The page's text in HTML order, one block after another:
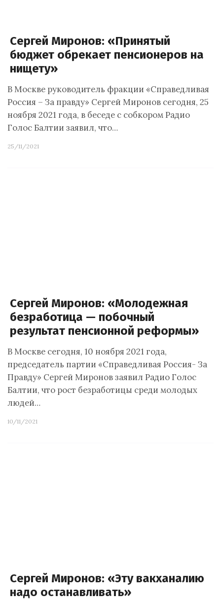
Сергей Миронов: «Принятый
бюджет обрекает пенсионеров на
нищету»
В Москве руководитель фракции «Справедливая
Россия – За правду» Сергей Миронов сегодня, 25
ноября 2021 года, в беседе с собкором Радио
Голос Балтии заявил, что…
25/11/2021
Сергей Миронов: «Молодежная
безработица — побочный
результат пенсионной реформы»
В Москве сегодня, 10 ноября 2021 года,
председатель партии «Справедливая Россия- За
Правду» Сергей Миронов заявил Радио Голос
Балтии, что рост безработицы среди молодых
людей…
10/11/2021
Сергей Миронов: «Эту вакханалию
надо останавливать»